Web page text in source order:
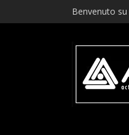
Benvenuto